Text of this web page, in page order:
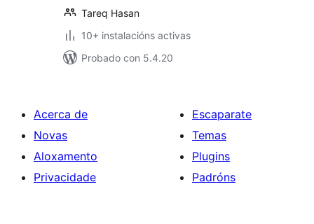
Tareq Hasan
10+ instalacións activas
Probado con 5.4.20
Acerca de
Novas
Aloxamento
Privacidade
Escaparate
Temas
Plugins
Padróns